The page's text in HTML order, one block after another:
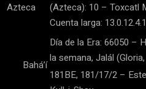
Azteca
(Azteca): 10 – Toxcatl
Cuenta larga:
Bahá’í
Día de la Era: 66050 –
la semana, Jalál
181BE, 181/17/2 –